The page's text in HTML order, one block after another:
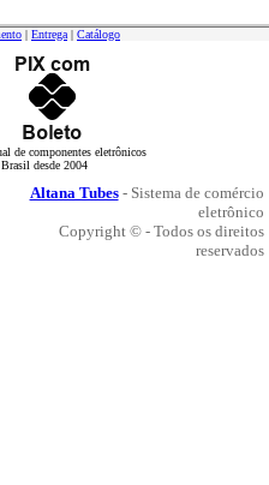
| Entrega | Catálogo
de componentes eletrônicos
desde 2004
Altana Tubes- Sistema de comércio
eletrônico
Copyright © - Todos os direitos
reservados